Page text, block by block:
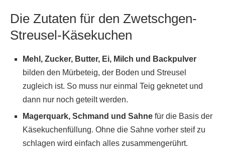
Die Zutaten für den Zwetschgen-
Streusel-Käsekuchen
Mehl, Zucker, Butter, Ei, Milch und Backpulver
bilden den Mürbeteig, der Boden und Streusel
zugleich ist. So muss nur einmal Teig geknetet und
dann nur noch geteilt werden.
Magerquark, Schmand und Sahne für die Basis der
Käsekuchenfüllung. Ohne die Sahne vorher steif zu
schlagen wird einfach alles zusammengerührt.